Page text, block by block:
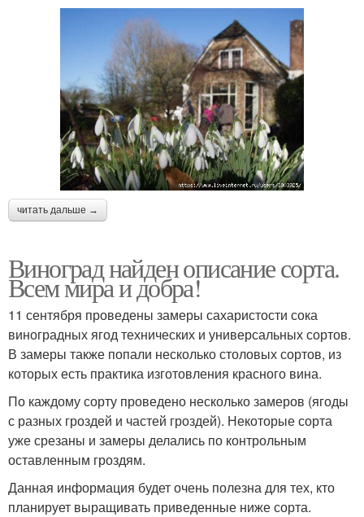
читать дальше →
Виноград найден описание сорта.
Всем мира и добра!
11 сентября проведены замеры сахаристости сока
виноградных ягод технических и универсальных сортов.
В замеры также попали несколько столовых сортов, из
которых есть практика изготовления красного вина.
По каждому сорту проведено несколько замеров (ягоды
с разных гроздей и частей гроздей). Некоторые сорта
уже срезаны и замеры делались по контрольным
оставленным гроздям.
Данная информация будет очень полезна для тех, кто
планирует выращивать приведенные ниже сорта.